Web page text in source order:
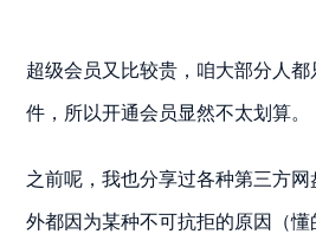
超级会员又比较贵，咱大部分人
件，所以开通会员显然不太划算。
之前呢，我也分享过各种第三方
外都因为某种不可抗拒的原因（